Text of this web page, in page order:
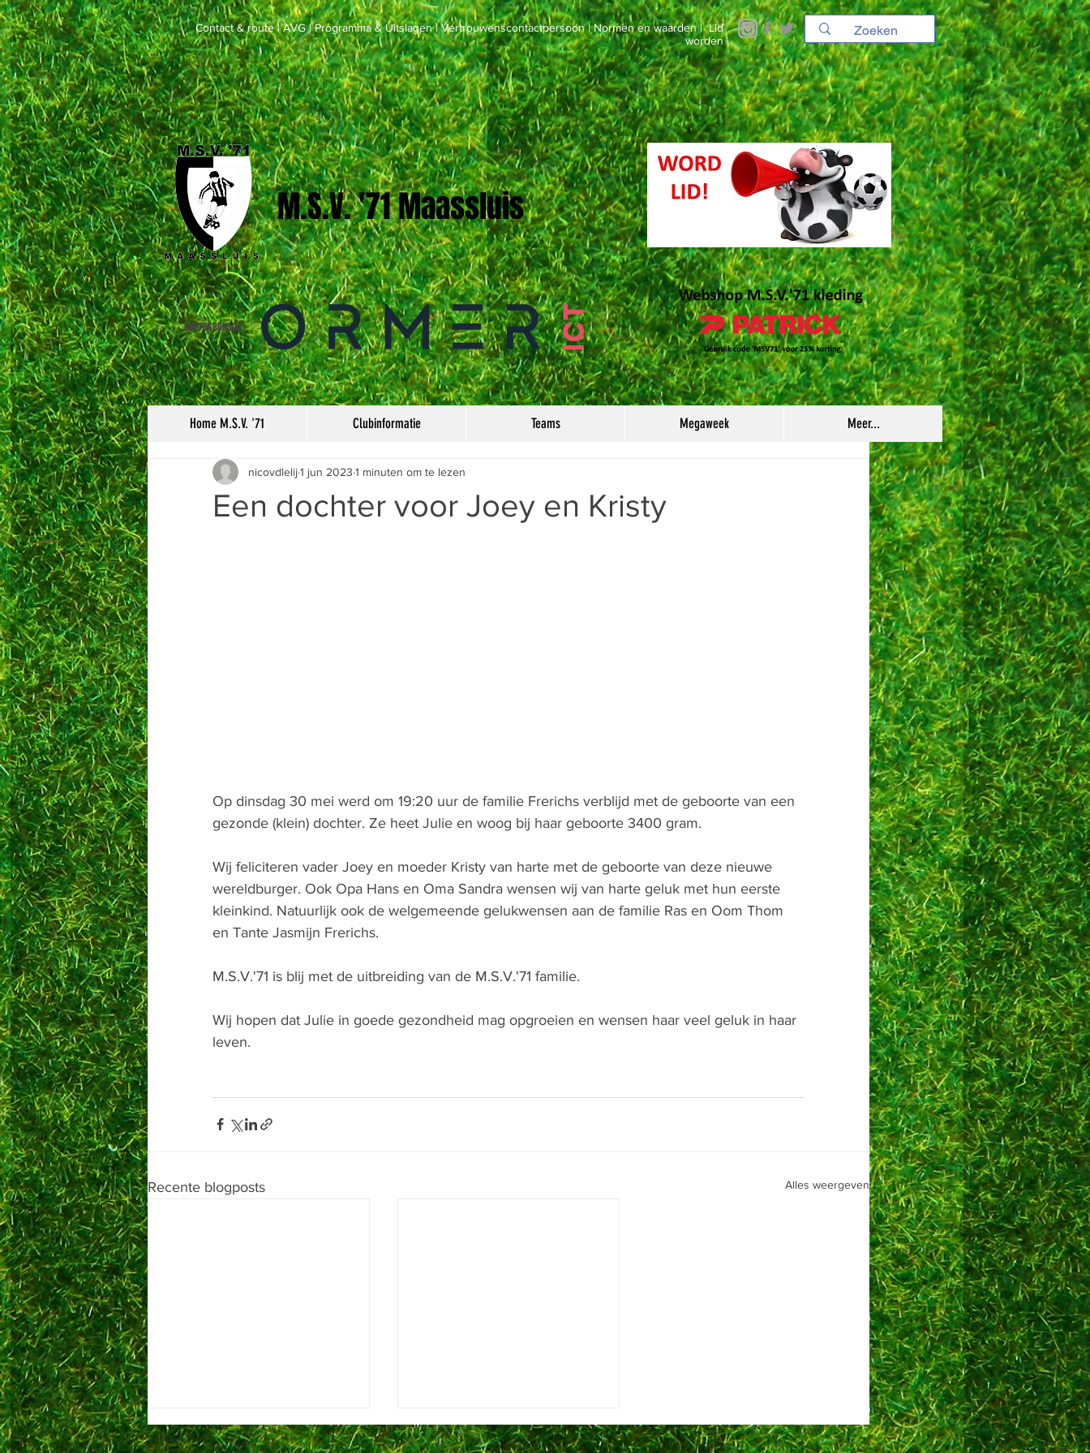
Contact & route|AVG|Programma & Uitslagen|Vertrouwenscontactpersoon|Normen en waarden|Lid
worden
M.S.V. '71 Maassluis
HOOFDSPONSOR
Home M.S.V. '71 Clubinformatie Teams Megaweek Meer...
Een dochter voor Joey en Kristy
nicovdlelij1 jun 2023 1 minuten om te lezen
Op dinsdag 30 mei werd om 19:20 uur de familie Frerichs verblijd met de geboorte van een
gezonde (klein) dochter. Ze heet Julie en woog bij haar geboorte 3400 gram.
Wij feliciteren vader Joey en moeder Kristy van harte met de geboorte van deze nieuwe
wereldburger. Ook Opa Hans en Oma Sandra wensen wij van harte geluk met hun eerste
kleinkind. Natuurlijk ook de welgemeende gelukwensen aan de familie Ras en Oom Thom
en Tante Jasmijn Frerichs.
M.S.V.'71 is blij met de uitbreiding van de M.S.V.'71 familie.
Wij hopen dat Julie in goede gezondheid mag opgroeien en wensen haar veel geluk in haar
leven.
Recente blogposts Alles weergeven